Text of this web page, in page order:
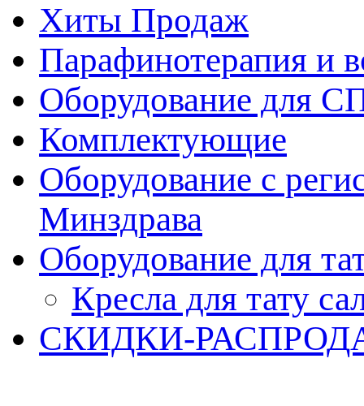
Хиты Продаж
Парафинотерапия и
Оборудование для
Комплектующие
Оборудование с
Минздрава
Оборудование для
Кресла для тату
СКИДКИ-